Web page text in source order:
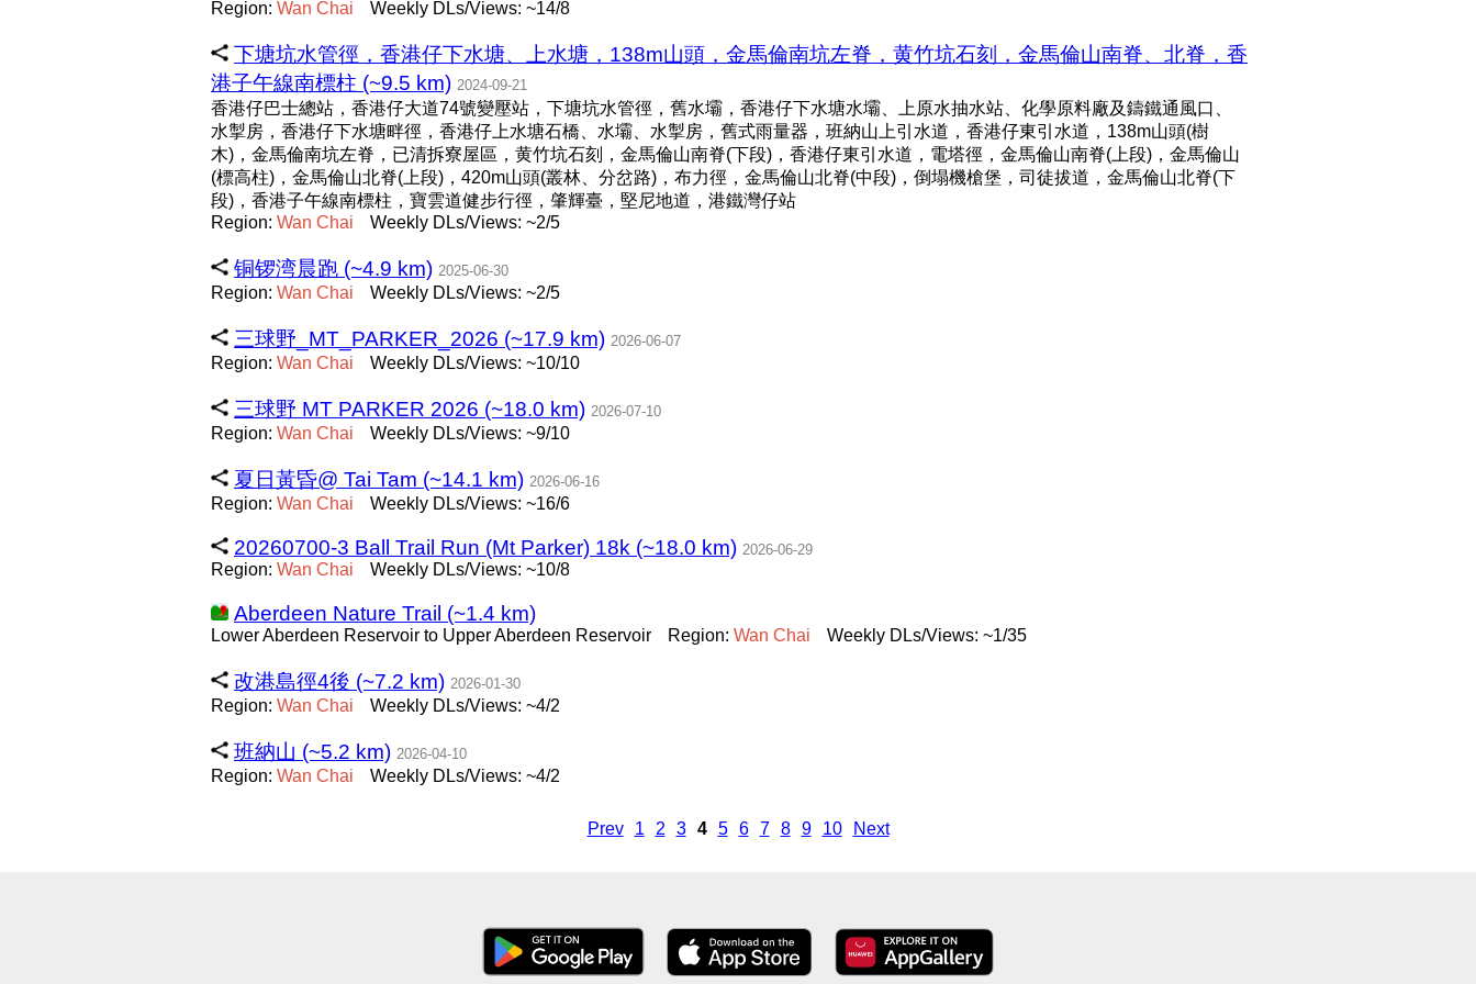
Region: Wan Chai Weekly DLs/Views: ~14/8
下塘坑水管徑，香港仔下水塘、上水塘，138m山頭，金馬倫南坑左脊，黄竹坑石刻，金馬倫山南脊、北脊，香
港子午線南標柱 (~9.5 km) 2024-09-21
香港仔巴士總站，香港仔大道74號變壓站，下塘坑水管徑，舊水壩，香港仔下水塘水壩、上原水抽水站、化學原料廠及鑄鐵通風口、
水掣房，香港仔下水塘畔徑，香港仔上水塘石橋、水壩、水掣房，舊式雨量器，班納山上引水道，香港仔東引水道，138m山頭(樹
木)，金馬倫南坑左脊，已清拆寮屋區，黄竹坑石刻，金馬倫山南脊(下段)，香港仔東引水道，電塔徑，金馬倫山南脊(上段)，金馬倫山
(標高柱)，金馬倫山北脊(上段)，420m山頭(叢林、分岔路)，布力徑，金馬倫山北脊(中段)，倒塌機槍堡，司徒拔道，金馬倫山北脊(下
段)，香港子午線南標柱，寶雲道健步行徑，肇輝臺，堅尼地道，港鐵灣仔站
Region: Wan Chai Weekly DLs/Views: ~2/5
铜锣湾晨跑 (~4.9 km) 2025-06-30
Region: Wan Chai Weekly DLs/Views: ~2/5
三球野_MT_PARKER_2026 (~17.9 km) 2026-06-07
Region: Wan Chai Weekly DLs/Views: ~10/10
三球野 MT PARKER 2026 (~18.0 km) 2026-07-10
Region: Wan Chai Weekly DLs/Views: ~9/10
夏日黃昏@ Tai Tam (~14.1 km) 2026-06-16
Region: Wan Chai Weekly DLs/Views: ~16/6
20260700-3 Ball Trail Run (Mt Parker) 18k (~18.0 km) 2026-06-29
Region: Wan Chai Weekly DLs/Views: ~10/8
Aberdeen Nature Trail (~1.4 km)
Lower Aberdeen Reservoir to Upper Aberdeen Reservoir Region: Wan Chai Weekly DLs/Views: ~1/35
改港島徑4後 (~7.2 km) 2026-01-30
Region: Wan Chai Weekly DLs/Views: ~4/2
班納山 (~5.2 km) 2026-04-10
Region: Wan Chai Weekly DLs/Views: ~4/2
Prev 1 2 3 4 5 6 7 8 9 10 Next